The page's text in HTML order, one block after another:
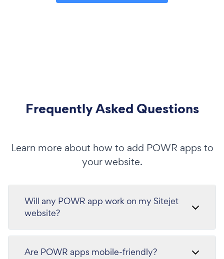
Frequently Asked Questions
Learn more about how to add POWR apps to
your website.
Will any POWR app work on my Sitejet
website?
Are POWR apps mobile-friendly?